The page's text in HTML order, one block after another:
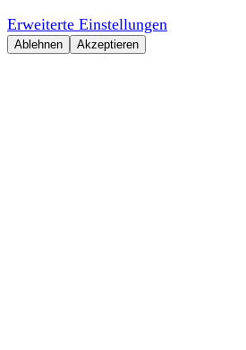
Erweiterte Einstellungen
Ablehnen Akzeptieren